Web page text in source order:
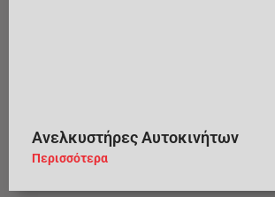
Ανελκυστήρες Αυτοκινήτων
Περισσότερα